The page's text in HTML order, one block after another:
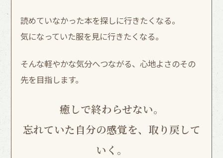
読めていなかった本を探しに行きたくなる。
気になっていた服を見に行きたくなる。
そんな軽やかな気分へつながる、心地よさのその
先を目指します。
癒しで終わらせない。
忘れていた自分の感覚を、取り戻して
いく。